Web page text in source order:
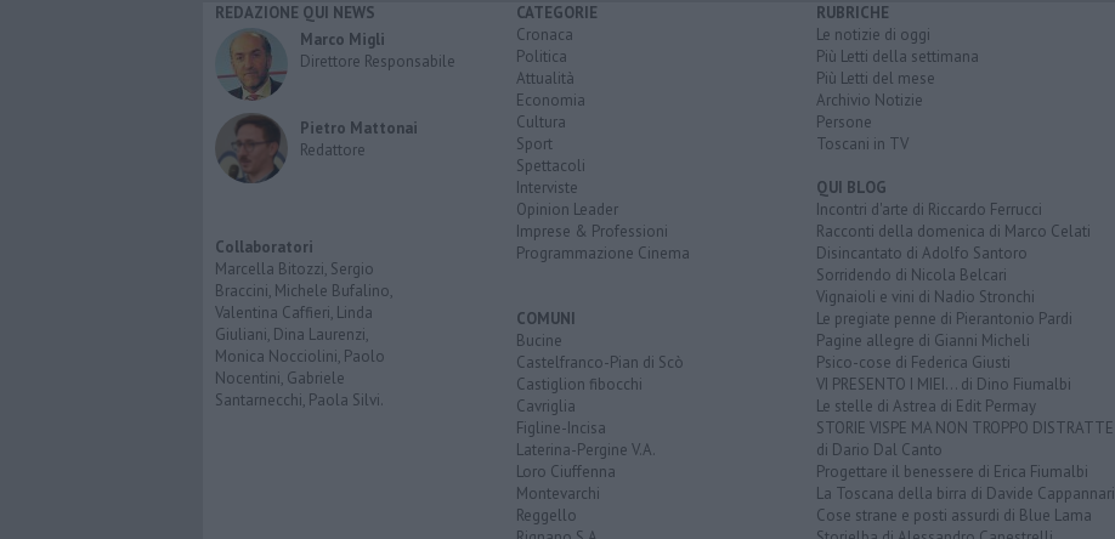
REDAZIONE QUI NEWS
Marco Migli
Direttore Responsabile
Pietro Mattonai
Redattore
Collaboratori
Marcella Bitozzi, Sergio
Braccini, Michele Bufalino,
Valentina Caffieri, Linda
Giuliani, Dina Laurenzi,
Monica Nocciolini, Paolo
Nocentini, Gabriele
Santarnecchi, Paola Silvi.
CATEGORIE
Cronaca
Politica
Attualità
Economia
Cultura
Sport
Spettacoli
Interviste
Opinion Leader
Imprese & Professioni
Programmazione Cinema
COMUNI
Bucine
Castelfranco-Pian di Scò
Castiglion fibocchi
Cavriglia
Figline-Incisa
Laterina-Pergine V.A.
Loro Ciuffenna
Montevarchi
Reggello
RUBRICHE
Le notizie di oggi
Più Letti della settimana
Più Letti del mese
Archivio Notizie
Persone
Toscani in TV
QUI BLOG
Incontri d'arte di Riccardo Ferrucci
Racconti della domenica di Marco Celati
Disincantato di Adolfo Santoro
Sorridendo di Nicola Belcari
Vignaioli e vini di Nadio Stronchi
Le pregiate penne di Pierantonio Pardi
Pagine allegre di Gianni Micheli
Psico-cose di Federica Giusti
VI PRESENTO I MIEI... di Dino Fiumalbi
Le stelle di Astrea di Edit Permay
STORIE VISPE MA NON TROPPO DISTRATTE
di Dario Dal Canto
Progettare il benessere di Erica Fiumalbi
La Toscana della birra di Davide Cappannari
Cose strane e posti assurdi di Blue Lama